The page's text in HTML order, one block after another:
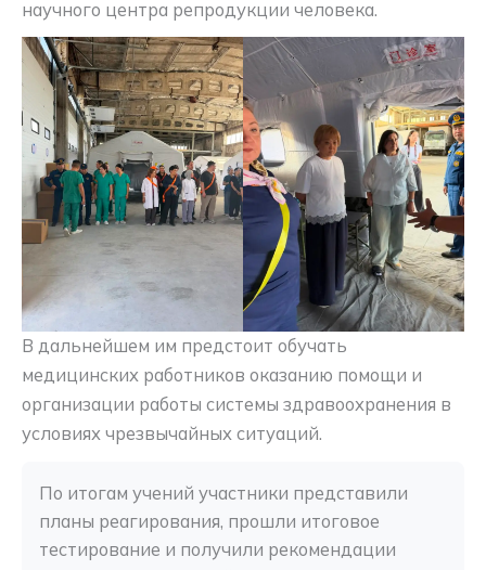
научного центра репродукции человека.
В дальнейшем им предстоит обучать
медицинских работников оказанию помощи и
организации работы системы здравоохранения в
условиях чрезвычайных ситуаций.
По итогам учений участники представили
планы реагирования, прошли итоговое
тестирование и получили рекомендации